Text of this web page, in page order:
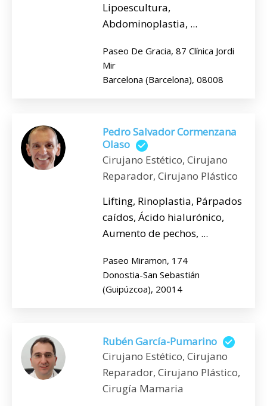
Lipoescultura,
Abdominoplastia, ...
Paseo De Gracia, 87 Clínica Jordi
Mir
Barcelona (Barcelona), 08008
Pedro Salvador Cormenzana
Olaso
Cirujano Estético, Cirujano
Reparador, Cirujano Plástico
Lifting, Rinoplastia, Párpados
caídos, Ácido hialurónico,
Aumento de pechos, ...
Paseo Miramon, 174
Donostia-San Sebastián
(Guipúzcoa), 20014
Rubén García-Pumarino
Cirujano Estético, Cirujano
Reparador, Cirujano Plástico,
Cirugía Mamaria